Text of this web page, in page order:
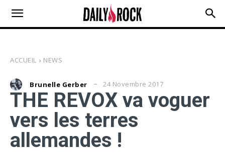
ACCUEIL NEWS
Brunelle Gerber 24 Novembre 2017
THE REVOX va voguer
vers les terres
allemandes !